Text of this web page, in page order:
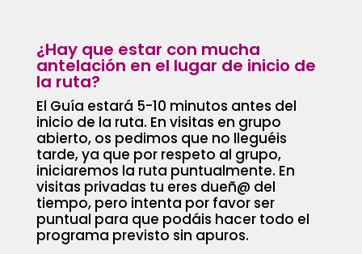
¿Hay que estar con mucha
antelación en el lugar de inicio de
la ruta?
El Guía estará 5-10 minutos antes del
inicio de la ruta. En visitas en grupo
abierto, os pedimos que no lleguéis
tarde, ya que por respeto al grupo,
iniciaremos la ruta puntualmente. En
visitas privadas tu eres dueñ@ del
tiempo, pero intenta por favor ser
puntual para que podáis hacer todo el
programa previsto sin apuros.